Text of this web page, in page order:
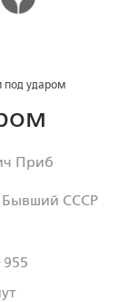
под ударом
Приб
Бывший СССР
955